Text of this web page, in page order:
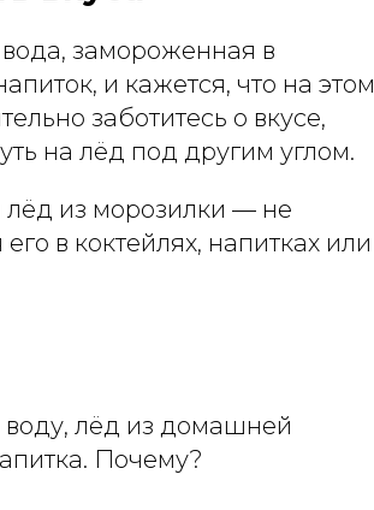
замороженная в
и кажется, что на этом
заботитесь о вкусе,
на лёд под другим углом.
из морозилки — не
в коктейлях, напитках или
лёд из домашней
Почему?